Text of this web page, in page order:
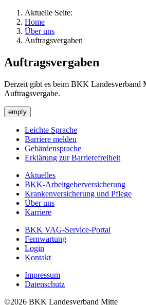
Aktuelle Seite:
Home
Über uns
Auftragsvergaben
Auftragsvergaben
Derzeit gibt es beim BKK Landesverband
Auftragsvergabe.
empty
Leichte Sprache
Barriere melden
Gebärdensprache
Erklärung zur Barrierefreiheit
Aktuelles
BKK-Arbeitgeberversicherung
Krankenversicherung und Pflege
Über uns
Karriere
BKK VAG-Service-Portal
Fernwartung
Login
Kontakt
Impressum
Datenschutz
©2026 BKK Landesverband Mitte